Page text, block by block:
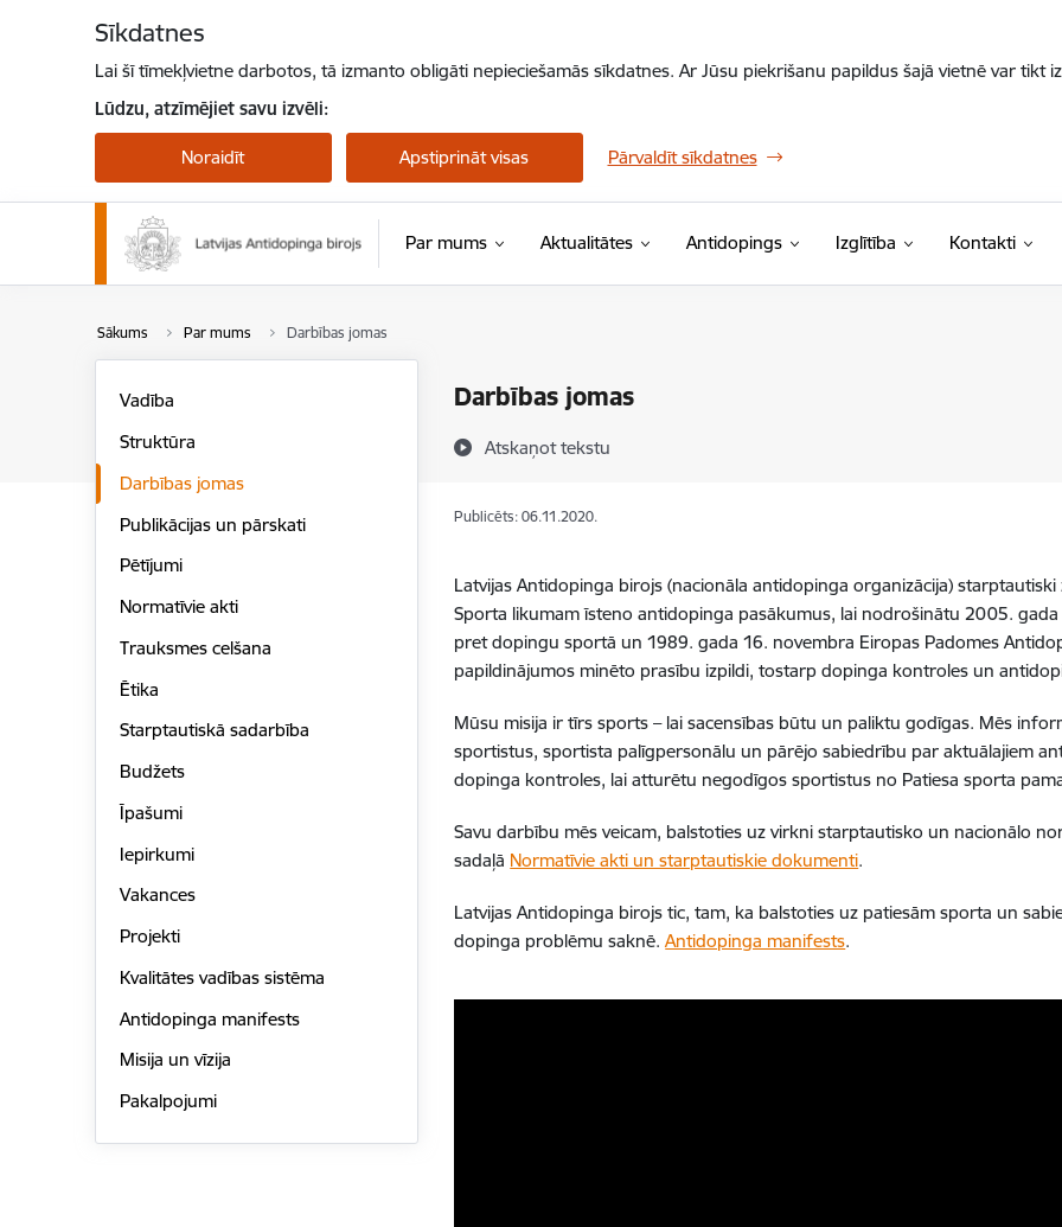
Sīkdatnes
Lai šī tīmekļvietne darbotos, tā izmanto obligāti nepieciešamās sīkdatnes. Ar Jūsu piekrišanu papildus šajā vietnē var tikt
Lūdzu, atzīmējiet savu izvēli:
Noraidīt Apstiprināt visas Pārvaldīt sīkdatnes
Par mums Aktualitātes Antidopings Izglītība Kontakti
Sākums Par mums Darbības jomas
Darbības jomas
Atskaņot tekstu
Vadība
Struktūra
Darbības jomas
Publikācijas un pārskati
Pētījumi
Normatīvie akti
Trauksmes celšana
Ētika
Starptautiskā sadarbība
Budžets
Īpašumi
Iepirkumi
Vakances
Projekti
Kvalitātes vadības sistēma
Antidopinga manifests
Misija un vīzija
Pakalpojumi
Publicēts: 06.11.2020.
Latvijas Antidopinga birojs (nacionāla antidopinga organizācija) starptautiski
Sporta likumam īsteno antidopinga pasākumus, lai nodrošinātu 2005.
pret dopingu sportā un 1989. gada 16. novembra Eiropas Padomes
papildinājumos minēto prasību izpildi, tostarp dopinga kontroles un
Mūsu misija ir tīrs sports – lai sacensības būtu un paliktu godīgas. Mēs
sportistus, sportista palīgpersonālu un pārējo sabiedrību par aktuālajiem
dopinga kontroles, lai atturētu negodīgos sportistus no Patiesa sporta
Savu darbību mēs veicam, balstoties uz virkni starptautisko un nacionālo
sadaļā Normatīvie akti un starptautiskie dokumenti.
Latvijas Antidopinga birojs tic, tam, ka balstoties uz patiesām sporta un
dopinga problēmu saknē.Antidopinga manifests.